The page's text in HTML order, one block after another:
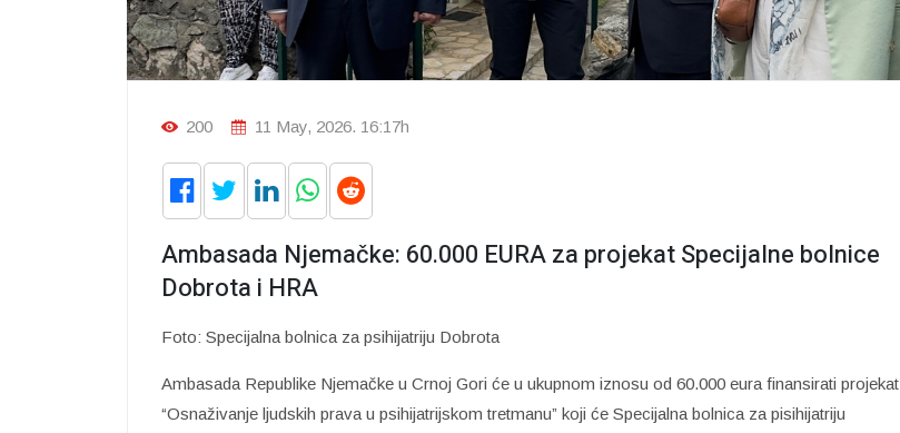
200 11 May, 2026. 16:17h
Ambasada Njemačke: 60.000 EURA za projekat Specijalne bolnice
Dobrota i HRA
Foto: Specijalna bolnica za psihijatriju Dobrota
Ambasada Republike Njemačke u Crnoj Gori će u ukupnom iznosu od 60.000 eura finansirati projekat
“Osnaživanje ljudskih prava u psihijatrijskom tretmanu” koji će Specijalna bolnica za pisihijatriju